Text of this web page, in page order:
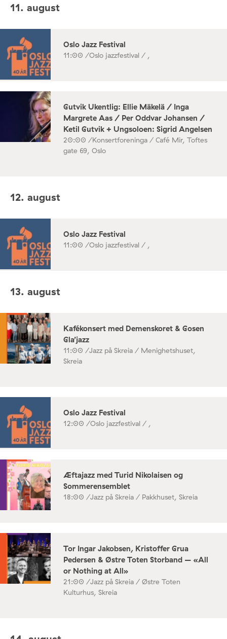
11. august
Oslo Jazz Festival
11:00 /Oslo jazzfestival / ,
Gutvik Ukentlig: Ellie Mäkelä / Inga
Margrete Aas / Per Oddvar Johansen /
Ketil Gutvik + Ungsoloen: Sigrid Angelsen
20:00 /Konsertforeninga / Café Mir, Toftes
gate 69, Oslo
12. august
Oslo Jazz Festival
11:00 /Oslo jazzfestival / ,
13. august
Kafékonsert med Demenskoret & Gosen
Gla’jazz
11:00 /Jazz på Skreia / Menighetshuset,
Skreia
Oslo Jazz Festival
12:00 /Oslo jazzfestival / ,
Æftajazz med Turid Nikolaisen og
Sommerensemblet
18:00 /Jazz på Skreia / Pakkhuset, Skreia
Tor Ingar Jakobsen, Kristoffer Grua
Pedersen & Østre Toten Storband – «All
or Nothing at All»
21:00 /Jazz på Skreia / Østre Toten
Kulturhus, Skreia